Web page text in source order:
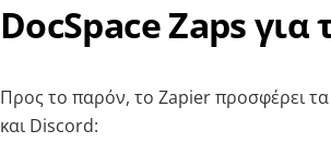
DocSpace Zaps για
Προς το παρόν, το Zapier προσφέρει
και Discord: